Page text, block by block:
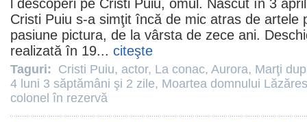
l descoperi pe Cristi Puiu, omul. Născut în 3
Cristi Puiu s-a simţit încă de mic atras de artele
pasiune pictura, de la vârsta de zece ani.
realizată în 19... citeşte
Taguri: Cristi Puiu, actor, La conac, Aurora, Marţi
4 luni 3 săptămâni şi 2 zile, Moartea domnului
colonel în rezervă